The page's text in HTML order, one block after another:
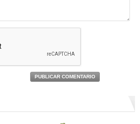
PUBLICAR COMENTARIO